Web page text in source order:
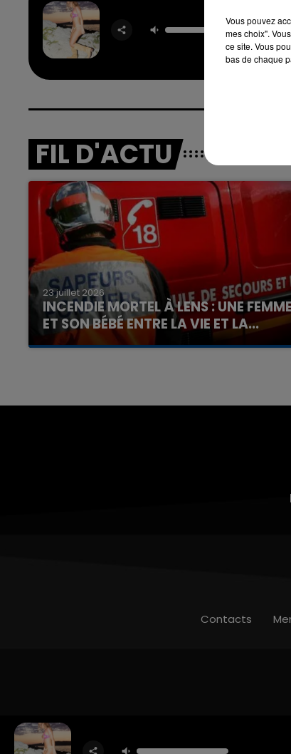
FIL D'ACTU
23 juillet 2026
INCENDIE MORTEL À LENS : UNE
ET SON BÉBÉ ENTRE LA VIE ET LA...
Un homme s'est immolé par le feu après
Contacts
Vous pouvez
mes choix".
ce site. Vous
bas de chaque